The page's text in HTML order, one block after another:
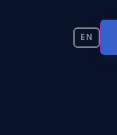
EN